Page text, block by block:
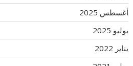
أغسطس 2025
يوليو 2025
يناير 2022